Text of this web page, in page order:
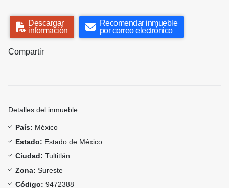
Descargar
información
Recomendar inmueble
por correo electrónico
Compartir
Detalles del inmueble :
País: México
Estado: Estado de México
Ciudad: Tultitlán
Zona: Sureste
Código: 9472388